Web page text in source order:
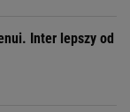
Inter lepszy od